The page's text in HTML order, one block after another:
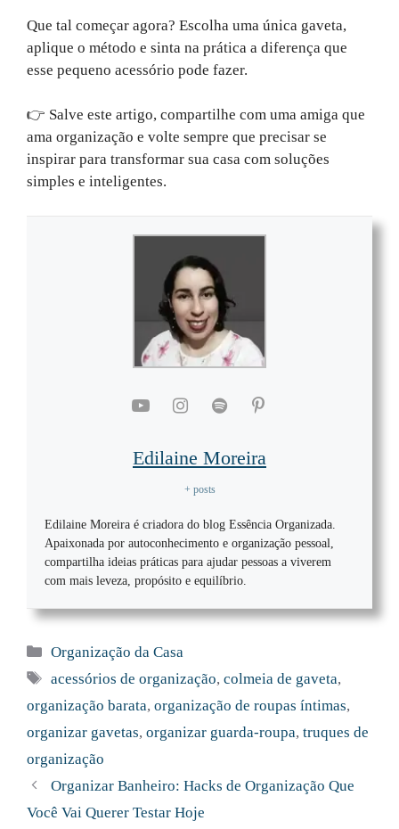
Que tal começar agora? Escolha uma única gaveta,
aplique o método e sinta na prática a diferença que
esse pequeno acessório pode fazer.
👉 Salve este artigo, compartilhe com uma amiga que
ama organização e volte sempre que precisar se
inspirar para transformar sua casa com soluções
simples e inteligentes.
Edilaine Moreira
+ posts
Edilaine Moreira é criadora do blog Essência Organizada.
Apaixonada por autoconhecimento e organização pessoal,
compartilha ideias práticas para ajudar pessoas a viverem
com mais leveza, propósito e equilíbrio.
Categorias
Organização da Casa
Tags
acessórios de organização,colmeia de gaveta,
organização barata, organização de roupas íntimas,
organizar gavetas, organizar guarda-roupa, truques de
organização
Organizar Banheiro: Hacks de Organização Que
Você Vai Querer Testar Hoje